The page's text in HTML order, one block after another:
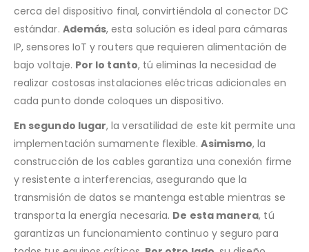
cerca del dispositivo final, convirtiéndola al conector DC
estándar. Además, esta solución es ideal para cámaras
IP, sensores IoT y routers que requieren alimentación de
bajo voltaje. Por lo tanto, tú eliminas la necesidad de
realizar costosas instalaciones eléctricas adicionales en
cada punto donde coloques un dispositivo.
En segundo lugar, la versatilidad de este kit permite una
implementación sumamente flexible.Asimismo, la
construcción de los cables garantiza una conexión firme
y resistente a interferencias, asegurando que la
transmisión de datos se mantenga estable mientras se
transporta la energía necesaria. De esta manera, tú
garantizas un funcionamiento continuo y seguro para